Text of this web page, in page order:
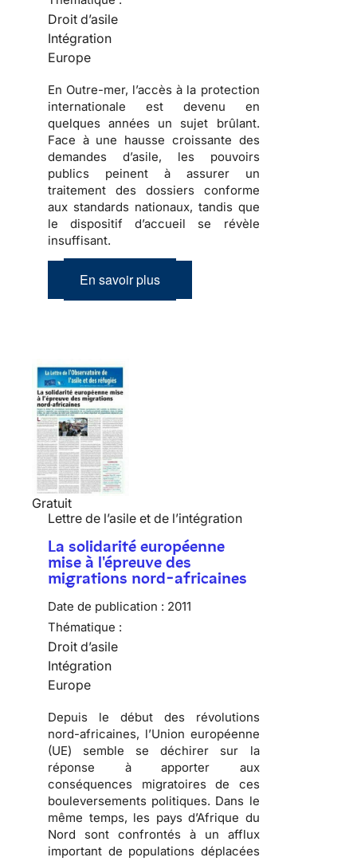
Droit d’asile
Intégration
Europe
En Outre-mer, l’accès à la protection
internationale est devenu en
quelques années un sujet brûlant.
Face à une hausse croissante des
demandes d’asile, les pouvoirs
publics peinent à assurer un
traitement des dossiers conforme
aux standards nationaux, tandis que
le dispositif d’accueil se révèle
insuffisant.
En savoir plus
Gratuit
Lettre de l’asile et de l’intégration
La solidarité européenne
mise à l'épreuve des
migrations nord-africaines
Date de publication : 2011
Thématique :
Droit d’asile
Intégration
Europe
Depuis le début des révolutions
nord-africaines, l’Union européenne
(UE) semble se déchirer sur la
réponse à apporter aux
conséquences migratoires de ces
bouleversements politiques. Dans le
même temps, les pays d’Afrique du
Nord sont confrontés à un afflux
important de populations déplacées